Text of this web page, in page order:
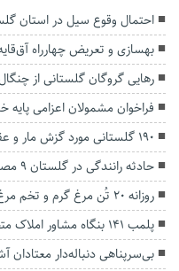
احتمال وقوع سیل در استان
بهسازی و تعریض چهارراه
رهایی گروگان گلستانی از
فراخوان مشمولان اعزامی پایه
۱۹۰ گلستانی مورد گزش مار و عقرب قرار گرفتند
حادثه رانندگی در گلستان ۹ مصدوم برجای گذاشت
روزانه ۲۰ تُن مرغ گرم و تخم مرغ دولتی در گنبدکاووس توزیع می‌شود
پلمب ۱۴۱ بنگاه مشاور املاک متخلف در گلستان
بی‌سرپناهی دنباله‌دار